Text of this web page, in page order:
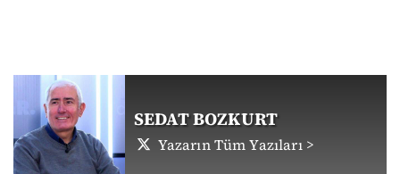
SEDAT BOZKURT
Yazarın Tüm Yazıları >